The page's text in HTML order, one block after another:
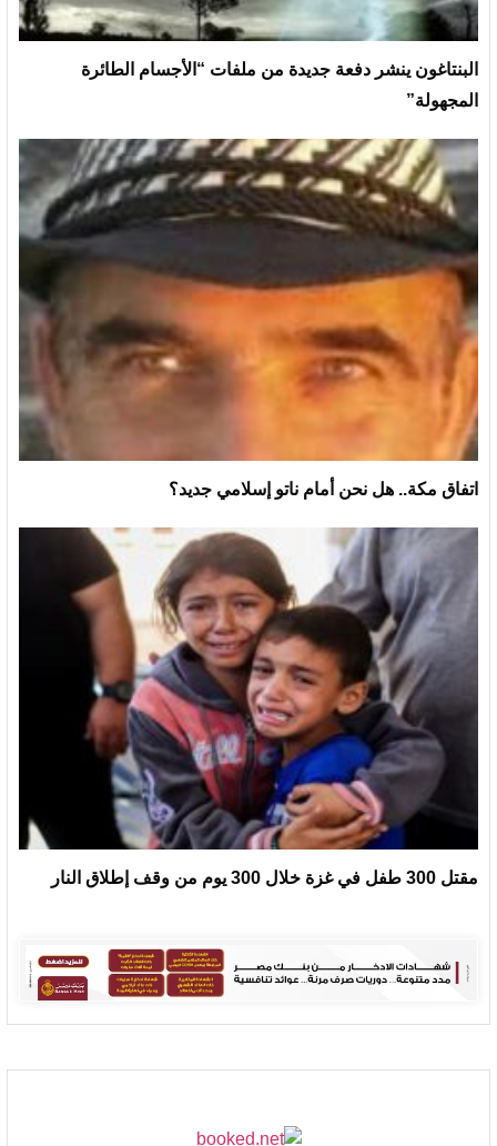
البنتاغون ينشر دفعة جديدة من ملفات “الأجسام الطائرة
المجهولة”
اتفاق مكة.. هل نحن أمام ناتو إسلامي جديد؟
مقتل 300 طفل في غزة خلال 300 يوم من وقف إطلاق النار